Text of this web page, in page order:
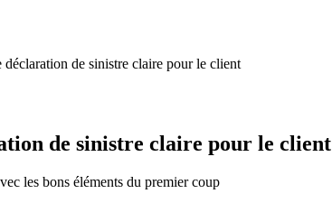
déclaration de sinistre claire pour le client
de sinistre claire pour le client
les bons éléments du premier coup